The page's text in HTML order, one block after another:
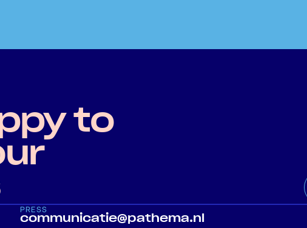
to
PRESS
communicatie@pathema.nl